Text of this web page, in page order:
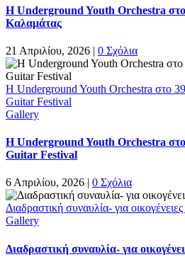
Η Underground Youth Orchestra
Καλαμάτας
21 Απριλίου, 2026 | 0 Σχόλια
Η Underground Youth Orchestra στο
Guitar Festival
Gallery
Η Underground Youth Orchestra
Guitar Festival
6 Απριλίου, 2026 | 0 Σχόλια
Διαδραστική συναυλία- για
Gallery
Διαδραστική συναυλία- για